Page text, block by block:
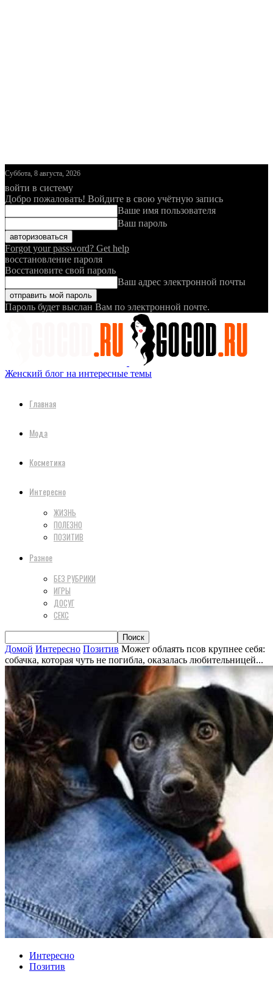
Суббота, 8 августа, 2026
войти в систему
Добро пожаловать! Войдите в свою учётную запись
Ваше имя пользователя
Ваш пароль
Forgot your password? Get help
восстановление пароля
Восстановите свой пароль
Ваш адрес электронной почты
Пароль будет выслан Вам по электронной почте.
Женский блог на интересные темы
Главная
Мода
Косметика
Интересно
ЖИЗНЬ
ПОЛЕЗНО
ПОЗИТИВ
Разное
БЕЗ РУБРИКИ
ИГРЫ
ДОСУГ
СЕКС
Домой Интересно Позитив Может облаять псов крупнее себя:
собачка, которая чуть не погибла, оказалась любительницей...
Интересно
Позитив